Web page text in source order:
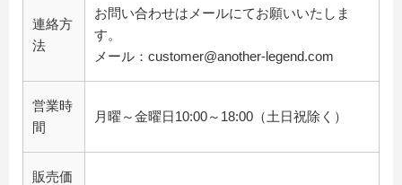
連絡方
法
お問い合わせはメールにてお願いいたしま
す。
メール：customer@another-legend.com
営業時
間
月曜～金曜日10:00～18:00（土日祝除く）
販売価